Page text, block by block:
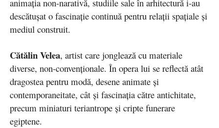
animația non-narativă, studiile sale în arhitectură i-au
descătușat o fascinație continuă pentru relații spațiale și
mediul construit.
Cătălin Velea, artist care jonglează cu materiale
diverse, non-convenționale. În opera lui se reflectă atât
dragostea pentru modă, desene animate și
contemporaneitate, cât și fascinația către antichitate,
precum miniaturi teriantrope și cripte funerare
egiptene.